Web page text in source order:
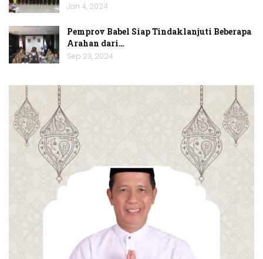
Jan 4, 2024
Pemprov Babel Siap Tindaklanjuti Beberapa
Arahan dari…
Sep 23, 2024